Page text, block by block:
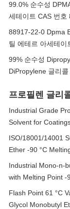
99.0% 순수성
세테이트 CAS 번호
88917-22-0 Dpma
틸 에테르 아세테이
99% 순수성
DiPropylene 글리
프로필렌 글리
Industrial Grade
Solvent for
ISO/18001/14001
Ether -90 °C
Industrial Mono-n-
with Melting Point -
Flash Point 61 °C
Glycol Monobutyl